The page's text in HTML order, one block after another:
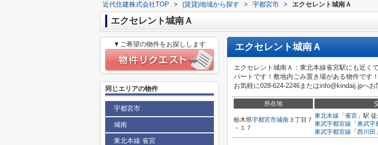
近代住建株式会社TOP > (賃貸)地域から探す > 宇都宮市 > エクセレント城南Ａ
エクセレント城南Ａ
エクセレント城南Ａ
エクセレント城南Ａ：東北本線雀宮駅にも近く
パートです！敷地内ごみ置き場がある物件です
お気軽に028-624-2246またはinfo@kindaij.jpへ
所在地
栃木県宇都宮市城南 ３丁目７
－１７
東北本線 「 雀宮 」駅
東武宇都宮線 「 東武宇
東武宇都宮線 「 西川田
▼ご希望の物件をお探しします
同じエリアの物件
宇都宮市
城南
東北本線 雀宮